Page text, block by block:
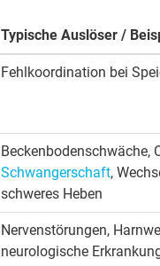
Typische Auslöser /
Fehlkoordination bei
Beckenbodenschwäche,
Schwangerschaft,
schweres Heben
Nervenstörungen,
neurologische